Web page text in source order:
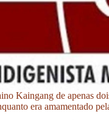
Kaingang de apenas
era amamentado